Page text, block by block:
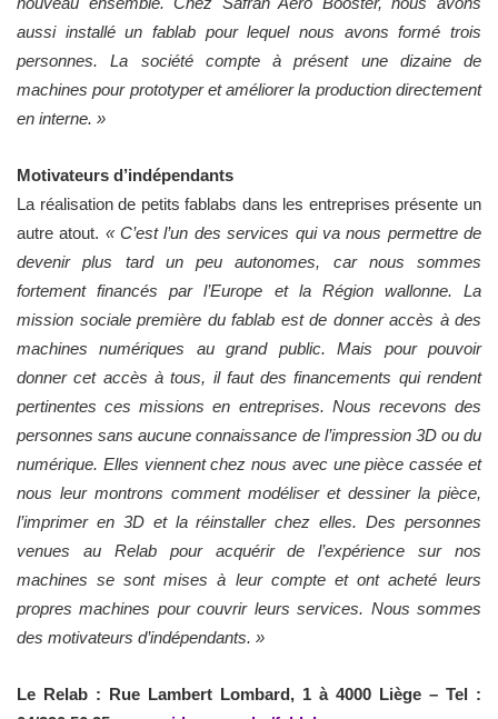
aussi installé un fablab pour lequel nous avons formé trois
personnes. La société compte à présent une dizaine de
machines pour prototyper et améliorer la production directement
en interne. »
Motivateurs d’indépendants
La réalisation de petits fablabs dans les entreprises présente un
autre atout. « C’est l’un des services qui va nous permettre de
devenir plus tard un peu autonomes, car nous sommes
fortement financés par l’Europe et la Région wallonne. La
mission sociale première du fablab est de donner accès à des
machines numériques au grand public. Mais pour pouvoir
donner cet accès à tous, il faut des financements qui rendent
pertinentes ces missions en entreprises. Nous recevons des
personnes sans aucune connaissance de l’impression 3D ou du
numérique. Elles viennent chez nous avec une pièce cassée et
nous leur montrons comment modéliser et dessiner la pièce,
l’imprimer en 3D et la réinstaller chez elles. Des personnes
venues au Relab pour acquérir de l’expérience sur nos
machines se sont mises à leur compte et ont acheté leurs
propres machines pour couvrir leurs services. Nous sommes
des motivateurs d’indépendants. »
Le Relab : Rue Lambert Lombard, 1 à 4000 Liège – Tel :